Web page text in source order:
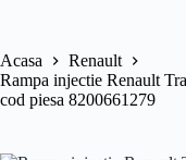
Acasa
Renault
Rampa injectie Renault
cod piesa 8200661279